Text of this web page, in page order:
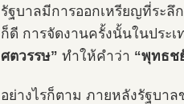
รัฐบาลมีการออกเหรียญที่ระลึ
ก็ดี การจัดงานครั้งนั้นในประ
ศตวรรษ” ทำให้คำว่า “พุทธช
อย่างไรก็ตาม ภายหลังรัฐบา